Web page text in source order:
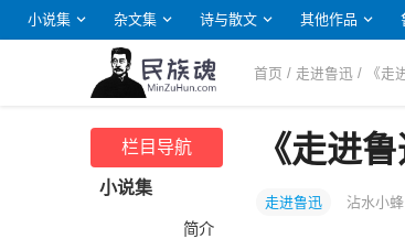
小说集 杂文集 诗与散文 其他作品
首页 / 走进鲁迅 / 《走
栏目导航
小说集
简介
《走进
走进鲁迅 沾水小蜂